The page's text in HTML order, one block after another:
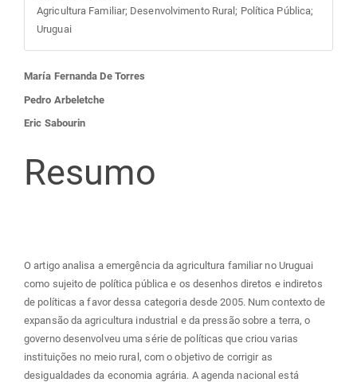
Agricultura Familiar; Desenvolvimento Rural; Política Pública;
Uruguai
Conteúdo
do
artigo
María Fernanda De Torres
Pedro Arbeletche
Eric Sabourin
Resumo
O artigo analisa a emergência da agricultura familiar no Uruguai
como sujeito de política pública e os desenhos diretos e indiretos
de políticas a favor dessa categoria desde 2005. Num contexto de
expansão da agricultura industrial e da pressão sobre a terra, o
governo desenvolveu uma série de políticas que criou varias
instituições no meio rural, com o objetivo de corrigir as
desigualdades da economia agrária. A agenda nacional está